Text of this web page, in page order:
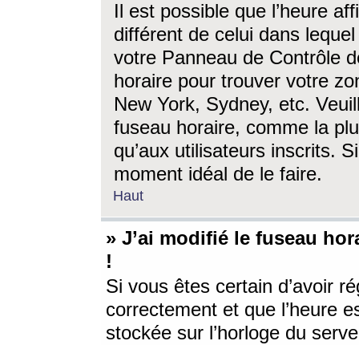
Il est possible que l’heure
différent de celui dans
votre Panneau de Contrôle
horaire pour trouver votre
New York, Sydney, etc.
fuseau horaire, comme la
qu’aux utilisateurs inscrits.
moment idéal de le faire.
Haut
» J’ai modifié le fuseau
!
Si vous êtes certain d’avoir
correctement et que l’heure
stockée sur l’horloge du